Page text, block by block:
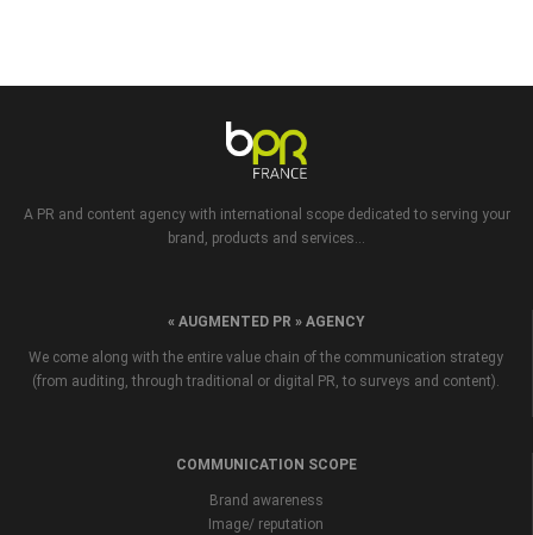
A PR and content agency with international scope dedicated to serving your
brand, products and services...
« AUGMENTED PR » AGENCY
We come along with the entire value chain of the communication strategy
(from auditing, through traditional or digital PR, to surveys and content).
COMMUNICATION SCOPE
Brand awareness
Image/ reputation